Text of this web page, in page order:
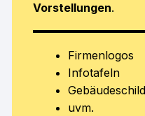
Vorstellungen.
Firmenlogos
Infotafeln
uvm.